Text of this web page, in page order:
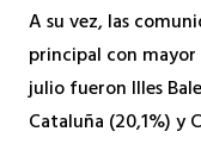
A su vez, las
principal con
julio fueron Illes
Cataluña (20,1%) y